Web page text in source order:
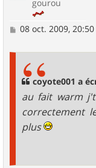
gourou
M
08 oct. 2009, 20:50
coyote001 a
au fait warm
correctement
plus